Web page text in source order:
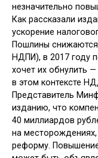
незначительно
Как рассказали
ускорение
Пошлины снижаются
НДПИ), в 2017 году
хочет их обнулить
в этом контексте
Представитель
изданию, что
40 миллиардов
на
реформу.